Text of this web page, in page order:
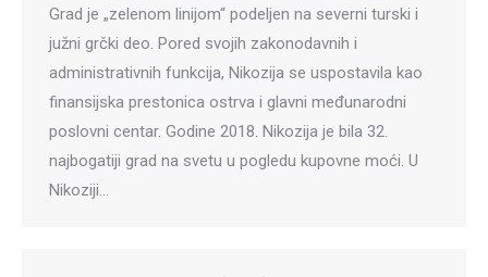
Grad je „zelenom linijom“ podeljen na severni turski i
južni grčki deo. Pored svojih zakonodavnih i
administrativnih funkcija, Nikozija se uspostavila kao
finansijska prestonica ostrva i glavni međunarodni
poslovni centar. Godine 2018. Nikozija je bila 32.
najbogatiji grad na svetu u pogledu kupovne moći. U
Nikoziji…